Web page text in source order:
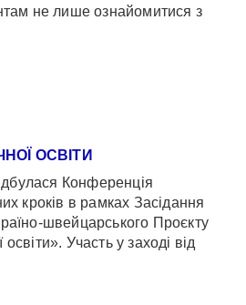
не лише ознайомитися з
ОСВІТИ
Конференція
кроків в рамках Засідання
швейцарського Проєкту
Участь у заході від